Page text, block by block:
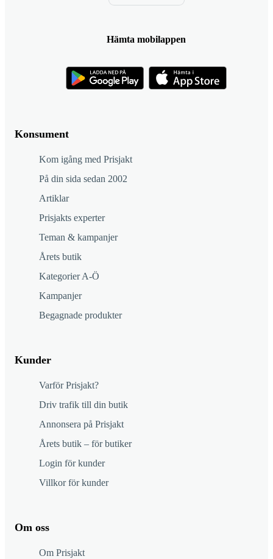
Konsument
Kom igång med Prisjakt
På din sida sedan 2002
Artiklar
Prisjakts experter
Teman & kampanjer
Årets butik
Kategorier A-Ö
Kampanjer
Begagnade produkter
Kunder
Varför Prisjakt?
Driv trafik till din butik
Annonsera på Prisjakt
Årets butik – för butiker
Login för kunder
Villkor för kunder
Om oss
Om Prisjakt
Hämta mobilappen